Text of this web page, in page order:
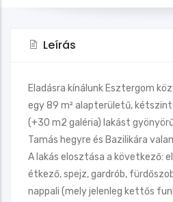
Leírás
Eladásra kínálunk Esztergom
egy 89 m² alapterületű,
(+30 m2 galéria) lakást
Tamás hegyre és Bazilikára
A lakás elosztása a következő:
étkező, spejz, gardrób,
nappali (mely jelenleg kettős